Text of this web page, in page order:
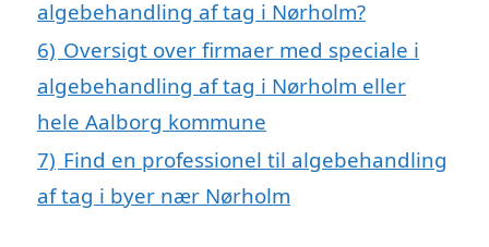
algebehandling af tag i Nørholm?
6) Oversigt over firmaer med speciale i
algebehandling af tag i Nørholm eller
hele Aalborg kommune
7) Find en professionel til algebehandling
af tag i byer nær Nørholm